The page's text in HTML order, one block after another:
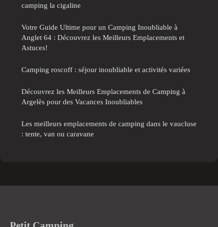
camping la cigaline
Votre Guide Ultime pour un Camping Inoubliable à
Anglet 64 : Découvrez les Meilleurs Emplacements et
Astuces!
Camping roscoff : séjour inoubliable et activités variées
Découvrez les Meilleurs Emplacements de Camping à
Argelès pour des Vacances Inoubliables
Les meilleurs emplacements de camping dans le vaucluse
: tente, van ou caravane